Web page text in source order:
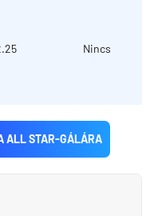
Nincs
ALL STAR-GÁLÁRA